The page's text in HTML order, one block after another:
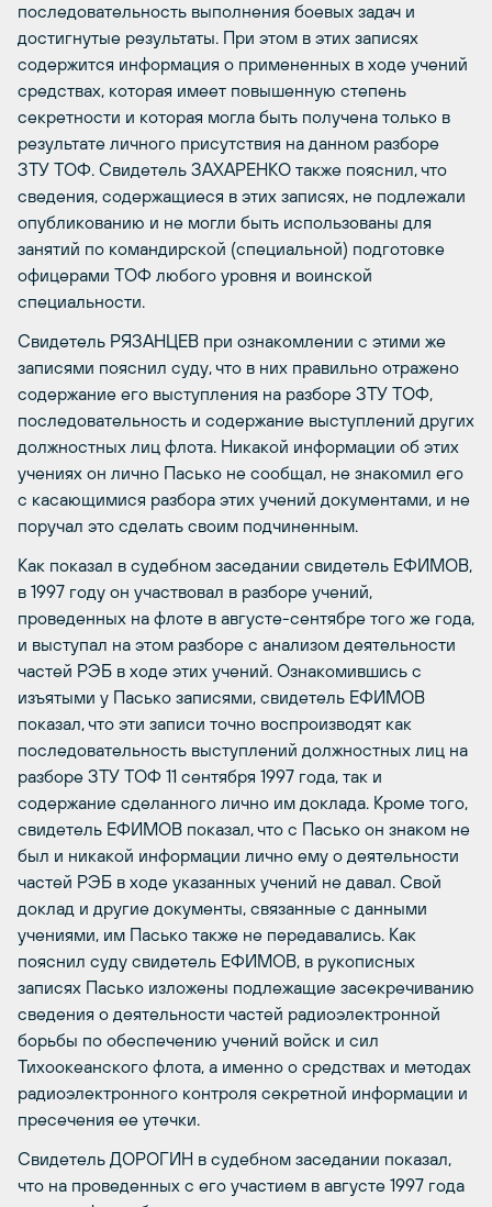
последовательность выполнения боевых задач и
достигнутые результаты. При этом в этих записях
содержится информация о примененных в ходе учений
средствах, которая имеет повышенную степень
секретности и которая могла быть получена только в
результате личного присутствия на данном разборе
ЗТУ ТОФ. Свидетель ЗАХАРЕНКО также пояснил, что
сведения, содержащиеся в этих записях, не подлежали
опубликованию и не могли быть использованы для
занятий по командирской (специальной) подготовке
офицерами ТОФ любого уровня и воинской
специальности.
Свидетель РЯЗАНЦЕВ при ознакомлении с этими же
записями пояснил суду, что в них правильно отражено
содержание его выступления на разборе ЗТУ ТОФ,
последовательность и содержание выступлений других
должностных лиц флота. Никакой информации об этих
учениях он лично Пасько не сообщал, не знакомил его
с касающимися разбора этих учений документами, и не
поручал это сделать своим подчиненным.
Как показал в судебном заседании свидетель ЕФИМОВ,
в 1997 году он участвовал в разборе учений,
проведенных на флоте в августе-сентябре того же года,
и выступал на этом разборе с анализом деятельности
частей РЭБ в ходе этих учений. Ознакомившись с
изъятыми у Пасько записями, свидетель ЕФИМОВ
показал, что эти записи точно воспроизводят как
последовательность выступлений должностных лиц на
разборе ЗТУ ТОФ 11 сентября 1997 года, так и
содержание сделанного лично им доклада. Кроме того,
свидетель ЕФИМОВ показал, что с Пасько он знаком не
был и никакой информации лично ему о деятельности
частей РЭБ в ходе указанных учений не давал. Свой
доклад и другие документы, связанные с данными
учениями, им Пасько также не передавались. Как
пояснил суду свидетель ЕФИМОВ, в рукописных
записях Пасько изложены подлежащие засекречиванию
сведения о деятельности частей радиоэлектронной
борьбы по обеспечению учений войск и сил
Тихоокеанского флота, а именно о средствах и методах
радиоэлектронного контроля секретной информации и
пресечения ее утечки.
Свидетель ДОРОГИН в судебном заседании показал,
что на проведенных с его участием в августе 1997 года